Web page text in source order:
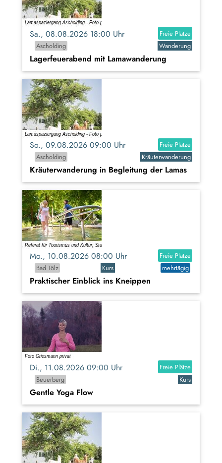
Sa., 08.08.2026 18:00 Uhr
Freie Plätze
Ascholding
Wanderung
Lagerfeuerabend mit Lamawanderung
So., 09.08.2026 09:00 Uhr
Freie Plätze
Ascholding
Kräuterwanderung
Kräuterwanderung in Begleitung der Lamas
Mo., 10.08.2026 08:00 Uhr
Freie Plätze
Bad Tölz
Kurs mehrtägig
Praktischer Einblick ins Kneippen
Di., 11.08.2026 09:00 Uhr
Freie Plätze
Beuerberg
Kurs
Gentle Yoga Flow